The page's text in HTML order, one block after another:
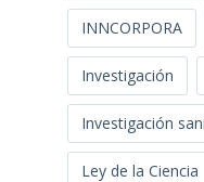
INNCORPORA
Investigación
Investigación
Ley de la Ciencia